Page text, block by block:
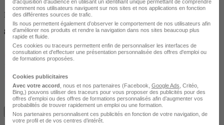
Non finançable CPF
8850 €
Je m'informe gratuitement
d'acquisition d'audience en utilisant un identifiant unique permettant de comprendre
comment nos utilisateurs naviguent sur nos sites et nos applications en fonction
des différentes sources de trafic.
Ils nous permettent également d’observer le comportement de nos utilisateurs afin
d'améliorer nos produits et rendre la navigation dans nos sites beaucoup plus
rapide et fluide.
Ces cookies ou traceurs permettent enfin de personnaliser les interfaces de
consultation et d'effectuer une présentation personnalisée des offres d'emploi ou
de formations proposées.
Cookies publicitaires
Avec votre accord , nous et nos partenaires (Facebook, Google Ads , Critéo,
Bing,) pouvons utiliser des traceurs pour vous proposer des publicités pour des
offres d’emploi ou des offres de formations personnalisés afin d’augmenter vos
probabilités de trouver rapidement un emploi ou une formation.
Nos partenaires personnalisent ces publicités en fonction de votre navigation, de
votre profil et de vos centres d’intérêt.